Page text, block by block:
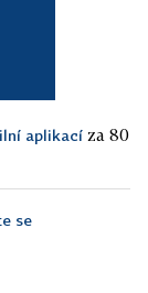
aplikací za 80
se